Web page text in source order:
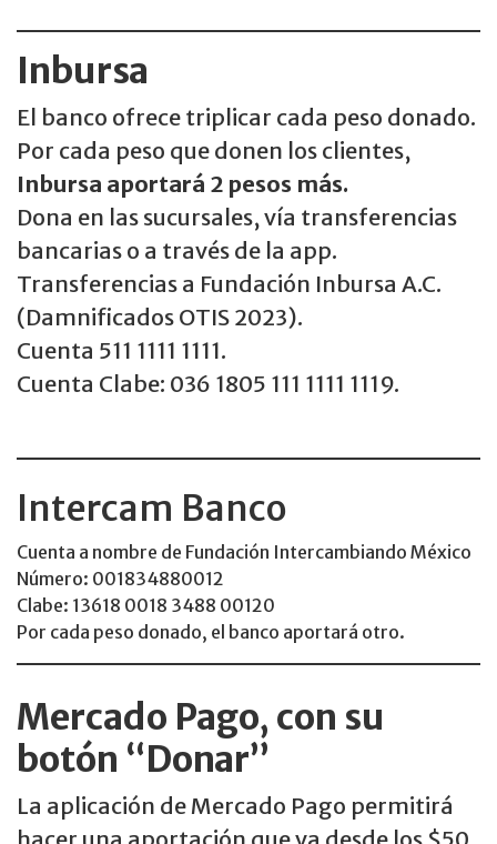
Inbursa
El banco ofrece triplicar cada peso donado.
Por cada peso que donen los clientes,
Inbursa aportará 2 pesos más.
Dona en las sucursales, vía transferencias
bancarias o a través de la app.
Transferencias a Fundación Inbursa A.C.
(Damnificados OTIS 2023).
Cuenta 511 1111 1111.
Cuenta Clabe: 036 1805 111 1111 1119.
Intercam Banco
Cuenta a nombre de Fundación Intercambiando México
Número: 001834880012
Clabe: 13618 0018 3488 00120
Por cada peso donado, el banco aportará otro.
Mercado Pago, con su
botón “Donar”
La aplicación de Mercado Pago permitirá